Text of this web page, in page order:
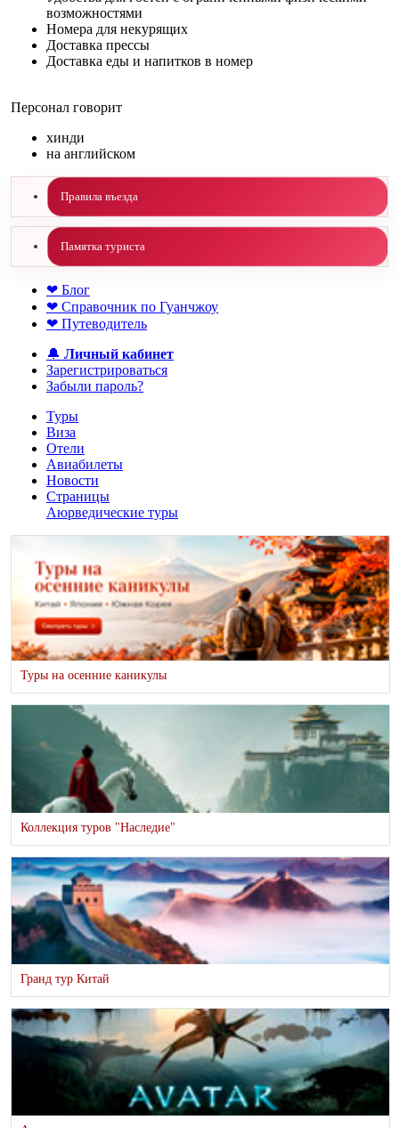
возможностями
Номера для некурящих
Доставка прессы
Доставка еды и напитков в номер
Персонал говорит
хинди
на английском
Правила въезда
Памятка туриста
❤ Блог
❤ Справочник по Гуанчжоу
❤ Путеводитель
🔔 Личный кабинет
Зарегистрироваться
Забыли пароль?
Туры
Виза
Отели
Авиабилеты
Новости
Страницы
Аюрведические туры
Туры на осенние каникулы
Коллекция туров "Наследие"
Гранд тур Китай